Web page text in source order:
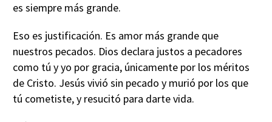
es siempre más grande.
Eso es justificación. Es amor más grande que
nuestros pecados. Dios declara justos a pecadores
como tú y yo por gracia, únicamente por los méritos
de Cristo. Jesús vivió sin pecado y murió por los que
tú cometiste, y resucitó para darte vida.